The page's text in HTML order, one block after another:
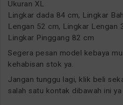
Ukuran XL
Lingkar dada 84 cm, Lingkar
Lengan 52 cm, Lingkar Lengan
Lingkar Pinggang 82 cm
Segera pesan model kebaya
kehabisan stok ya.
Jangan tunggu lagi, klik beli
salah satu kontak dibawah ini ya